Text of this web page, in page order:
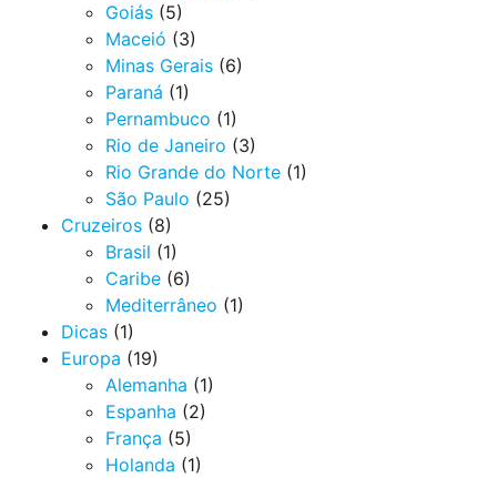
Goiás (5)
Maceió (3)
Minas Gerais (6)
Paraná (1)
Pernambuco (1)
Rio de Janeiro (3)
Rio Grande do Norte (1)
São Paulo (25)
Cruzeiros (8)
Brasil (1)
Caribe (6)
Mediterrâneo (1)
Dicas (1)
Europa (19)
Alemanha (1)
Espanha (2)
França (5)
Holanda (1)